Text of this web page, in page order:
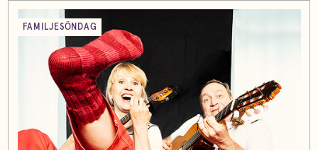
FAMILJESÖNDAG